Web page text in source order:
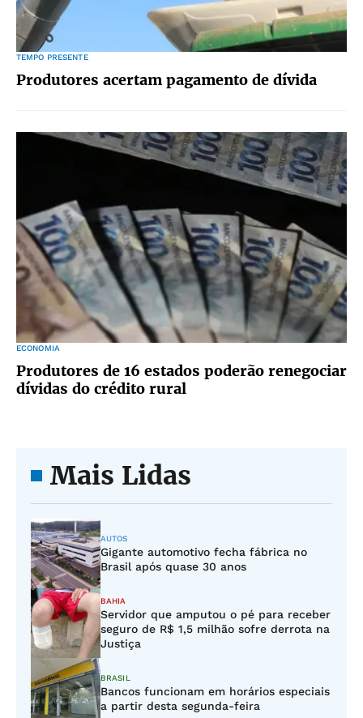
TEMPO PRESENTE
Produtores acertam pagamento de dívida
ECONOMIA
Produtores de 16 estados poderão renegociar
dívidas do crédito rural
Mais Lidas
AUTOS
Gigante automotivo fecha fábrica no
Brasil após quase 30 anos
BAHIA
Servidor que amputou o pé para receber
seguro de R$ 1,5 milhão sofre derrota na
Justiça
BRASIL
Bancos funcionam em horários especiais
a partir desta segunda-feira